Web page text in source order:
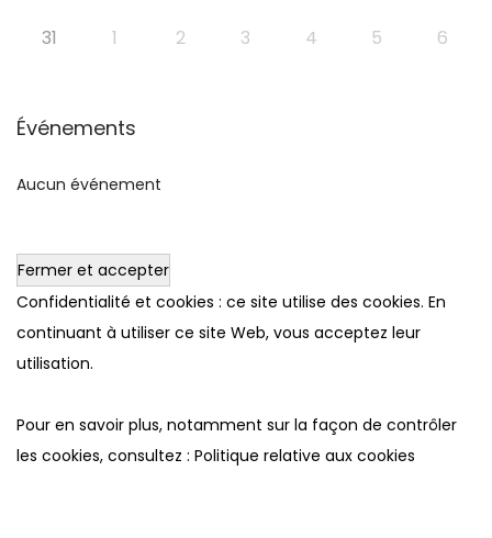
31 1 2 3 4 5 6
Événements
Aucun événement
Confidentialité et cookies : ce site utilise des cookies. En
continuant à utiliser ce site Web, vous acceptez leur
utilisation.
Pour en savoir plus, notamment sur la façon de contrôler
les cookies, consultez : Politique relative aux cookies